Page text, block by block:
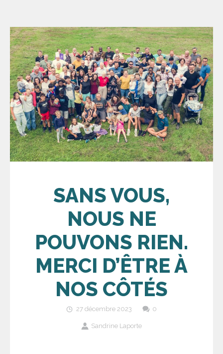
SANS VOUS,
NOUS NE
POUVONS RIEN.
MERCI D’ÊTRE À
NOS CÔTÉS
27 décembre 2023 0
Sandrine Laporte